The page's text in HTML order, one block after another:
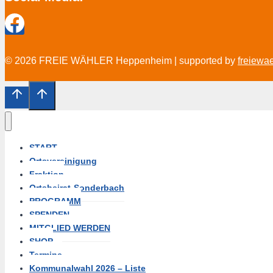
© 2026 FREIE WÄHLER Heppenheim | supported by
START
Ortsvereinigung
Fraktion
Ortsbeirat-Sonderbach
PROGRAMM
SPENDEN
MITGLIED WERDEN
SHOP
Termine
Kommunalwahl 2026 – Liste